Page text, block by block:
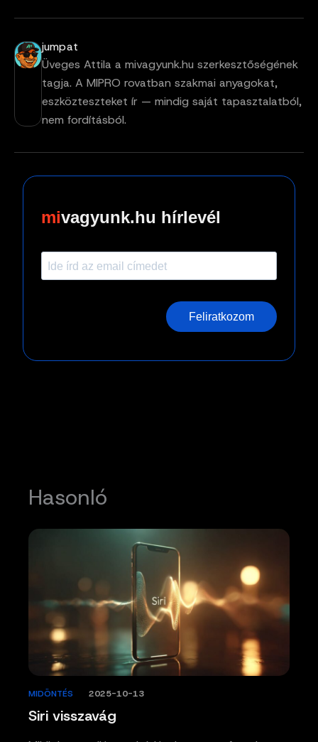
jumpat
Üveges Attila a mivagyunk.hu szerkesztőségének
tagja. A MIPRO rovatban szakmai anyagokat,
eszközteszteket ír — mindig saját tapasztalatból,
nem fordításból.
vagyunk.hu hírlevél
Feliratkozom
Hasonló
Siri visszavág
MIDÖNTÉS 2025-10-13